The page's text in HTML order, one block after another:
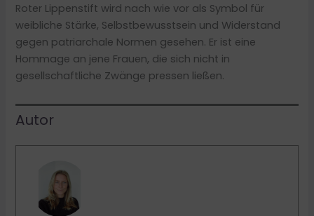
Roter Lippenstift wird nach wie vor als Symbol für
weibliche Stärke, Selbstbewusstsein und Widerstand
gegen patriarchale Normen gesehen. Er ist eine
Hommage an jene Frauen, die sich nicht in
gesellschaftliche Zwänge pressen ließen.
Autor